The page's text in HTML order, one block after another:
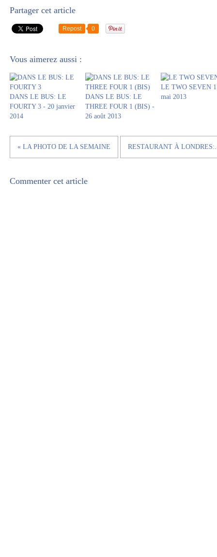
Partager cet article
Repost 0
Vous aimerez aussi :
DANS LE BUS: LE
FOURTY 3 - 20 janvier
2014
DANS LE BUS: LE
THREE FOUR 1 (BIS) -
26 août 2013
LE TWO SEVEN
mai 2013
« LA PHOTO DE LA SEMAINE RESTAURANT À
Commenter cet article